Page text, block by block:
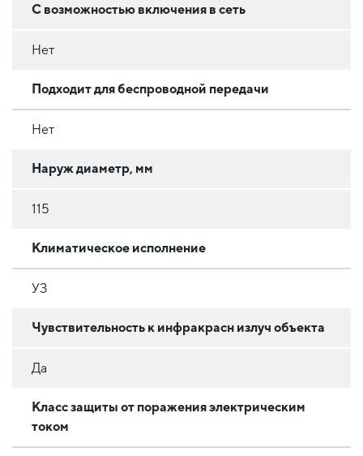
C возможностью включения в сеть
Нет
Подходит для беспроводной передачи
Нет
Наруж диаметр, мм
115
Климатическое исполнение
УЗ
Чувствительность к инфракрасн излуч объекта
Да
Класс защиты от поражения электрическим
током